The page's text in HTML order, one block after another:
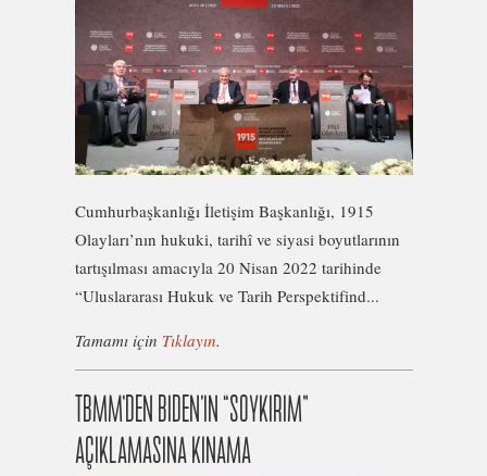
Cumhurbaşkanlığı İletişim Başkanlığı, 1915
Olayları’nın hukuki, tarihî ve siyasi boyutlarının
tartışılması amacıyla 20 Nisan 2022 tarihinde
“Uluslararası Hukuk ve Tarih Perspektifind...
Tamamı için Tıklayın.
TBMM’DEN BIDEN’IN “SOYKIRIM”
AÇIKLAMASINA KINAMA